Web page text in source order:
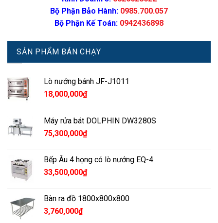
Bộ Phận Bảo Hành: 0985.700.057
Bộ Phận Kế Toán: 0942436898
SẢN PHẨM BÁN CHẠY
Lò nướng bánh JF-J1011
18,000,000₫
Máy rửa bát DOLPHIN DW3280S
75,300,000₫
Bếp Âu 4 họng có lò nướng EQ-4
33,500,000₫
Bàn ra đồ 1800x800x800
3,760,000₫